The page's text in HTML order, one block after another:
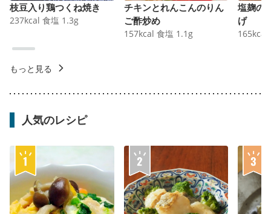
枝豆入り鶏つくね焼き
237kcal 食塩 1.3g
チキンとれんこんのりん
ご酢炒め
157kcal 食塩 1.1 g
塩麹の
げ
165kcal
もっと見る
人気のレシピ